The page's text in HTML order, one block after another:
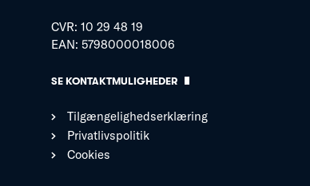
CVR: 10 29 48 19
EAN: 5798000018006
SE KONTAKTMULIGHEDER
Tilgængelighedserklæring
Privatlivspolitik
Cookies